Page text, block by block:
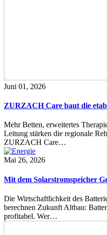
Juni 01, 2026
ZURZACH Care baut die
Mehr Betten, erweitertes
Leitung stärken die regionale
ZURZACH Care…
Mai 26, 2026
Mit dem Solarstromspeicher
Die Wirtschaftlichkeit des
berechnen Zukunft Altbau:
profitabel. Wer…